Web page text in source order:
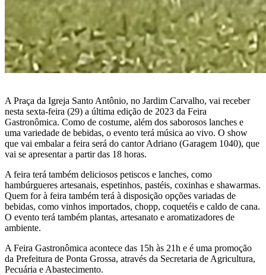
A Praça da Igreja Santo Antônio, no Jardim Carvalho, vai receber
nesta sexta-feira (29) a última edição de 2023 da Feira
Gastronômica. Como de costume, além dos saborosos lanches e
uma variedade de bebidas, o evento terá música ao vivo. O show
que vai embalar a feira será do cantor Adriano (Garagem 1040), que
vai se apresentar a partir das 18 horas.
A feira terá também deliciosos petiscos e lanches, como
hambúrgueres artesanais, espetinhos, pastéis, coxinhas e shawarmas.
Quem for à feira também terá à disposição opções variadas de
bebidas, como vinhos importados, chopp, coquetéis e caldo de cana.
O evento terá também plantas, artesanato e aromatizadores de
ambiente.
A Feira Gastronômica acontece das 15h às 21h e é uma promoção
da Prefeitura de Ponta Grossa, através da Secretaria de Agricultura,
Pecuária e Abastecimento.